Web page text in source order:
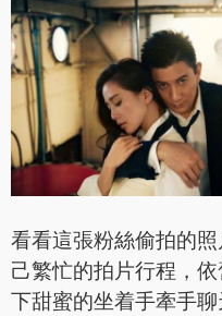
看看這張粉絲偷拍的
己繁忙的拍片行程，
下甜蜜的坐着手牽手聊